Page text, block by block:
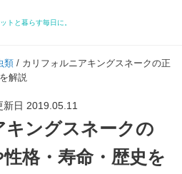
トと暮らす毎日に。
類 / カリフォルニアキングスネークの正
解説
新日 2019.05.11
キングスネークの
格・寿命・歴史を